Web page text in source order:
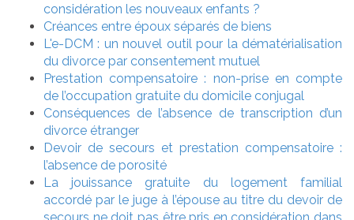
considération les nouveaux enfants ?
Créances entre époux séparés de biens
L'e-DCM : un nouvel outil pour la dématérialisation
du divorce par consentement mutuel
Prestation compensatoire : non-prise en compte
de l’occupation gratuite du domicile conjugal
Conséquences de l’absence de transcription d’un
divorce étranger
Devoir de secours et prestation compensatoire :
l’absence de porosité
La jouissance gratuite du logement familial
accordé par le juge à l’épouse au titre du devoir de